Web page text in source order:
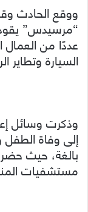
ووقع الحادث
“مرسيدس”
عددًا من العمال
السيارة وتطاير
وذكرت وسائل
بالغة، حيث
مستشفيات